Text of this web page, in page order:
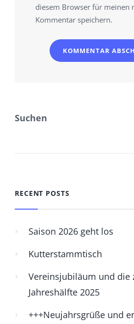
diesem Browser für meinen
Kommentar speichern.
Suchen
RECENT POSTS
Saison 2026 geht los
Kutterstammtisch
Vereinsjubiläum und die
Jahreshälfte 2025
+++Neujahrsgrüße und